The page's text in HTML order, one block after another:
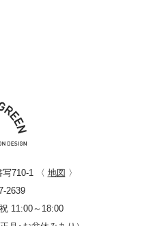
710-1 〈 地図 〉
2639
11:00～18:00